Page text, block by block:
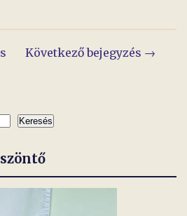
Keresés
Következő bejegyzés →